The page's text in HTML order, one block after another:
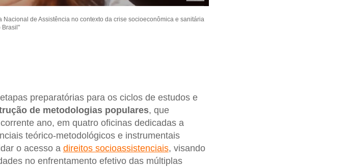
de Assistência no contexto da crise socioeconômica e sanitária
Brasil"
preparatórias para os ciclos de estudos e
de metodologias populares, que
ano, em quatro oficinas dedicadas a
teórico-metodológicos e instrumentais
o acesso a direitos socioassistenciais, visando
no enfrentamento efetivo das múltiplas